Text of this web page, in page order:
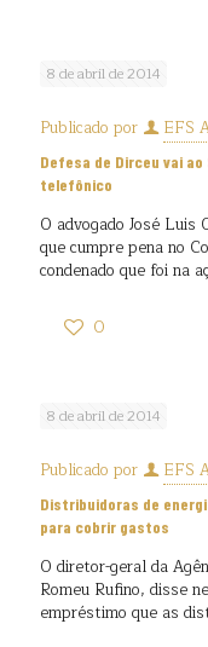
8 de abril de 2014
Publicado por EFS
Defesa de Dirceu vai
telefônico
O advogado José
que cumpre pena no
condenado que foi na
0
8 de abril de 2014
Publicado por EFS
Distribuidoras de
para cobrir gastos
O diretor-geral da
Romeu Rufino, disse
empréstimo que as